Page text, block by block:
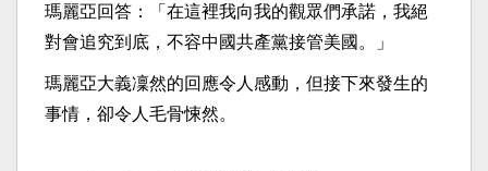
瑪麗亞回答：「在這裡我向我的觀眾們承諾，我絕
對會追究到底，不容中國共產黨接管美國。」
瑪麗亞大義凜然的回應令人感動，但接下來發生的
事情，卻令人毛骨悚然。